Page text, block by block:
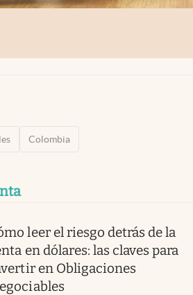
Colombia
leer el riesgo detrás de la
en dólares: las claves para
en Obligaciones